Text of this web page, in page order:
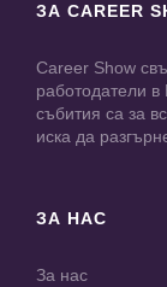
ЗА CAREER
Career Show
работодатели
събития са за
иска да
ЗА НАС
За нас